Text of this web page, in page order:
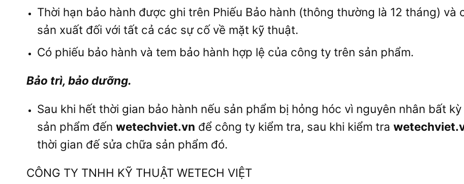
Thời hạn bảo hành được ghi trên Phiếu Bảo hành (thông thường là 12 tháng)
sản xuất đối với tất cả các sự cố về mặt kỹ thuật.
Có phiếu bảo hành và tem bảo hành hợp lệ của công ty trên sản phẩm.
Bảo trì, bảo dưỡng.
Sau khi hết thời gian bảo hành nếu sản phẩm bị hỏng hóc vì nguyên nhân bất
sản phẩm đến wetechviet.vn để công ty kiểm tra, sau khi kiểm tra
thời gian đế sửa chữa sản phẩm đó.
CÔNG TY TNHH KỸ THUẬT WETECH VIỆT